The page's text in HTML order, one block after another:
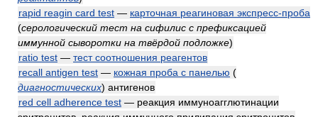
rapid reagin card test — карточная реагиновая экспресс-проба
(серологический тест на сифилис с префиксацией
иммунной сыворотки на твёрдой подложке)
ratio test — тест соотношения реагентов
recall antigen test — кожная проба с панелью (
диагностических) антигенов
red cell adherence test — реакция иммуноагглютинации